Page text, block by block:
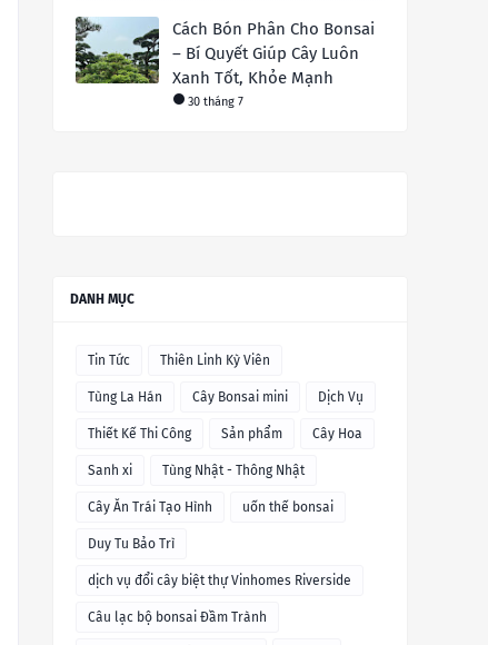
Cách Bón Phân Cho Bonsai
– Bí Quyết Giúp Cây Luôn
Xanh Tốt, Khỏe Mạnh
30 tháng 7
DANH MỤC
Tin Tức Thiên Linh Kỳ Viên
Tùng La Hán Cây Bonsai mini Dịch Vụ
Thiết Kế Thi Công Sản phẩm Cây Hoa
Sanh xi Tùng Nhật - Thông Nhật
Cây Ăn Trái Tạo Hình uốn thế bonsai
Duy Tu Bảo Trì
dịch vụ đổi cây biệt thự Vinhomes Riverside
Câu lạc bộ bonsai Đầm Trành